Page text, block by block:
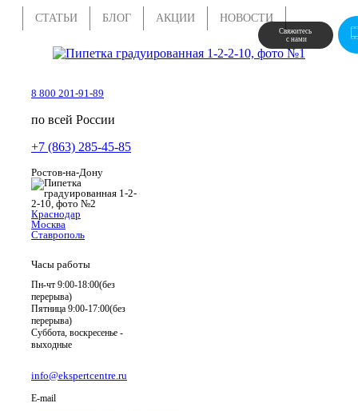
СТАТЬИ БЛОГ АКЦИИ НОВОСТИ
8 800 201-91-89
по всей России
+7 (863) 285-45-85
Ростов-на-Дону
Краснодар
Москва
Ставрополь
Часы работы
Пн-чт 9:00-18:00(без
перерыва)
Пятница 9:00-17:00(без
перерыва)
Суббота, воскресенье -
выходные
info@ekspertcentre.ru
E-mail
Свяжитесь
с нами